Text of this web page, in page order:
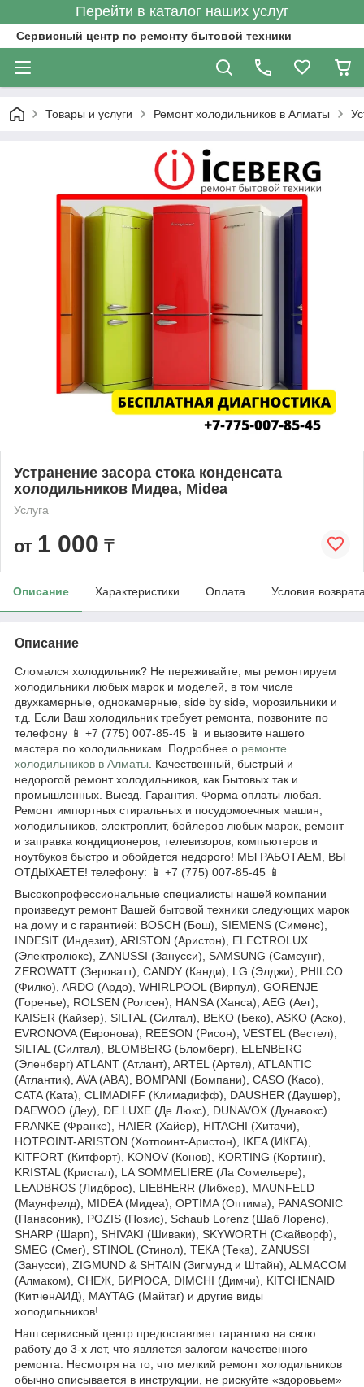
Перейти в каталог наших услуг
Сервисный центр по ремонту бытовой техники
Товары и услуги Ремонт холодильников в Алматы
Устранение засора стока конденсата
холодильников Мидеа, Midea
Услуга
от 1 000 ₸
Описание Характеристики Оплата Условия
Описание
Сломался холодильник? Не переживайте, мы ремонтируем
холодильники любых марок и моделей, в том числе
двухкамерные, однокамерные, side by side, морозильники и
т.д. Если Ваш холодильник требует ремонта, позвоните по
телефону 📱 +7 (775) 007-85-45 📱 и вызовите нашего
мастера по холодильникам. Подробнее о ремонте
холодильников в Алматы . Качественный, быстрый и
недорогой ремонт холодильников, как Бытовых так и
промышленных. Выезд. Гарантия. Форма оплаты любая.
Ремонт импортных стиральных и посудомоечных машин,
холодильников, электроплит, бойлеров любых марок, ремонт
и заправка кондиционеров, телевизоров, компьютеров и
ноутбуков быстро и обойдется недорого! МЫ РАБОТАЕМ, ВЫ
ОТДЫХАЕТЕ! телефону: 📱 +7 (775) 007-85-45 📱
Высокопрофессиональные специалисты нашей компании
произведут ремонт Вашей бытовой техники следующих марок
на дому и с гарантией: BOSCH (Бош), SIEMENS (Сименс),
INDESIT (Индезит), ARISTON (Аристон), ELECTROLUX
(Электролюкс), ZANUSSI (Занусси), SAMSUNG (Самсунг),
ZEROWATT (Зероватт), CANDY (Канди), LG (Элджи), PHILCO
(Филко), ARDO (Ардо), WHIRLPOOL (Вирпул), GORENJE
(Горенье), ROLSEN (Ролсен), HANSA (Ханса), AEG (Аег),
KAISER (Кайзер), SILTAL (Силтал), BEKO (Беко), ASKO (Аско),
EVRONOVA (Евронова), REESON (Рисон), VESTEL (Вестел),
SILTAL (Силтал), BLOMBERG (Бломберг), ELENBERG
(Эленберг) ATLANT (Атлант), ARTEL (Артел), ATLANTIC
(Атлантик), AVA (АВА), BOMPANI (Бомпани), CASO (Касо),
CATA (Ката), CLIMADIFF (Климадифф), DAUSHER (Даушер),
DAEWOO (Деу), DE LUXE (Де Люкс), DUNAVOX (Дунавокс)
FRANKE (Франке), HAIER (Хайер), HITACHI (Хитачи),
HOTPOINT-ARISTON (Хотпоинт-Аристон), IKEA (ИКЕА),
KITFORT (Китфорт), KONOV (Конов), KORTING (Кортинг),
KRISTAL (Кристал), LA SOMMELIERE (Ла Сомельере),
LEADBROS (Лидброс), LIEBHERR (Либхер), MAUNFELD
(Маунфелд), MIDEA (Мидеа), OPTIMA (Оптима), PANASONIC
(Панасоник), POZIS (Позис), Schaub Lorenz (Шаб Лоренс),
SHARP (Шарп), SHIVAKI (Шиваки), SKYWORTH (Скайворф),
SMEG (Смег), STINOL (Стинол), TEKA (Тека), ZANUSSI
(Занусси), ZIGMUND & SHTAIN (Зигмунд и Штайн), ALMACOM
(Алмаком), СНЕЖ, БИРЮСА, DIMCHI (Димчи), KITCHENAID
(КитченАИД), MAYTAG (Майтаг) и другие виды
холодильников!
Наш сервисный центр предоставляет гарантию на свою
работу до 3-х лет, что является залогом качественного
ремонта. Несмотря на то, что мелкий ремонт холодильников
обычно описывается в инструкции, не рискуйте «здоровьем»